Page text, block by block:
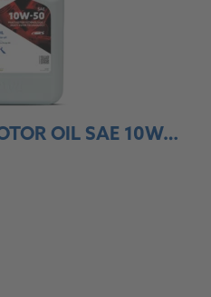
HIGHTEC RACING MOTOR OIL SAE 10W-50